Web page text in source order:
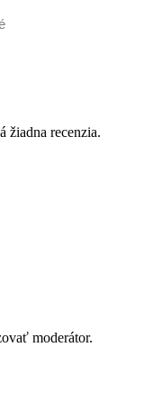
žiadna recenzia.
moderátor.